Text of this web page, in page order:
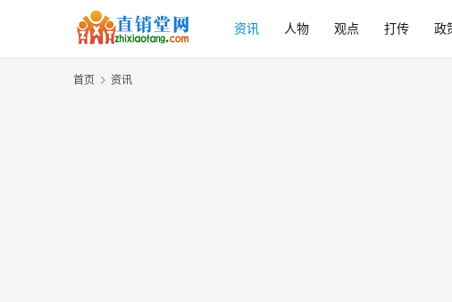
资讯 人物 观点 打传 政
首页 资讯